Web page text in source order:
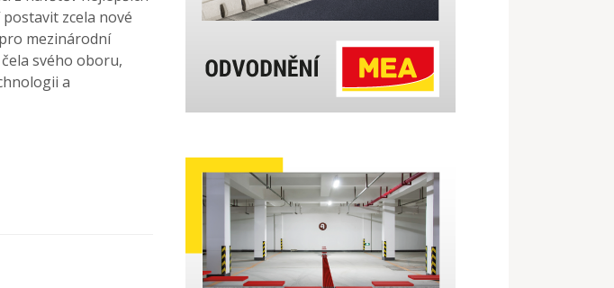
zcela nové
mezinárodní
svého oboru,
a